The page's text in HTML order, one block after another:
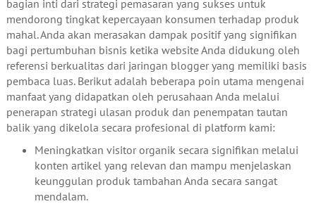
bagian inti dari strategi pemasaran yang sukses untuk
mendorong tingkat kepercayaan konsumen terhadap produk
mahal. Anda akan merasakan dampak positif yang signifikan
bagi pertumbuhan bisnis ketika website Anda didukung oleh
referensi berkualitas dari jaringan blogger yang memiliki basis
pembaca luas. Berikut adalah beberapa poin utama mengenai
manfaat yang didapatkan oleh perusahaan Anda melalui
penerapan strategi ulasan produk dan penempatan tautan
balik yang dikelola secara profesional di platform kami:
Meningkatkan visitor organik secara signifikan melalui
konten artikel yang relevan dan mampu menjelaskan
keunggulan produk tambahan Anda secara sangat
mendalam.